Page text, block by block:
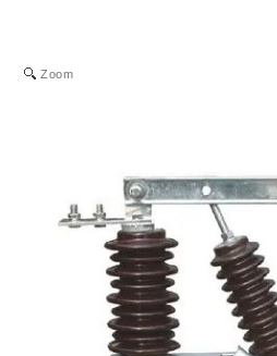
Zoom